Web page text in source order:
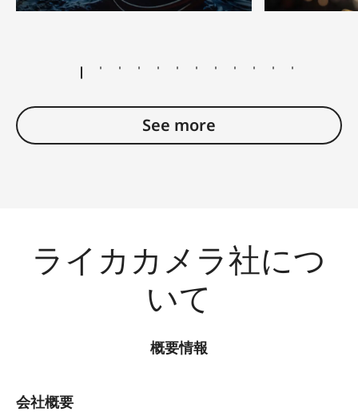
See more
ライカカメラ社につ
いて
概要情報
会社概要